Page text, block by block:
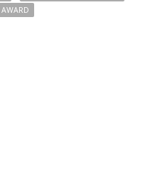
AWARD